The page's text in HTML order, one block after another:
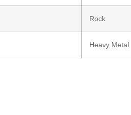
Rock
Heavy Metal